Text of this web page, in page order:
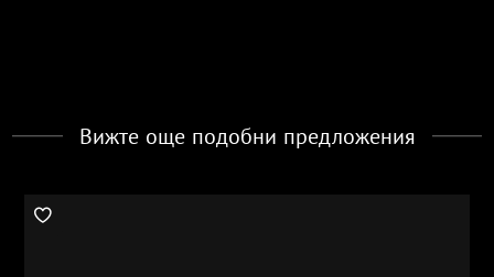
Вижте още подобни предложения